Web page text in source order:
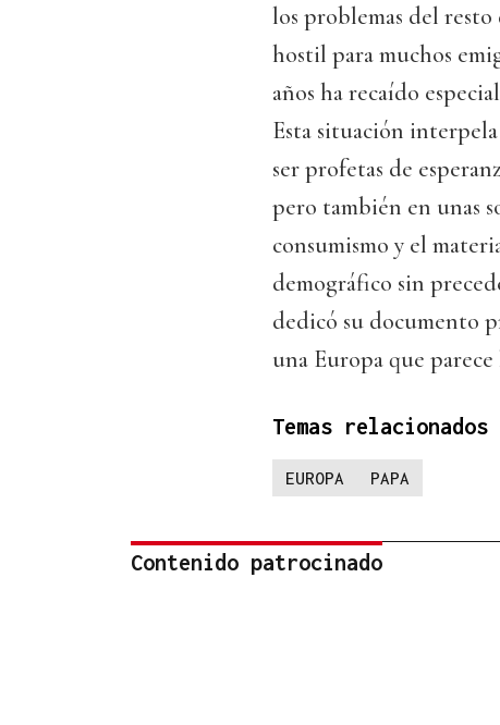
los problemas del
hostil para muchos
años ha recaído
Esta situación
ser profetas de
pero también en unas
consumismo y el
demográfico sin
dedicó su documento
una Europa que
Temas relacionados
EUROPA PAPA
Contenido patrocinado